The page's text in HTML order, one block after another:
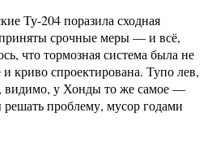
Ту-204 поразила сходная
срочные меры — и всё,
что тормозная система была не
криво спроектирована. Тупо лев,
видимо, у Хонды то же самое —
решать проблему, мусор годами